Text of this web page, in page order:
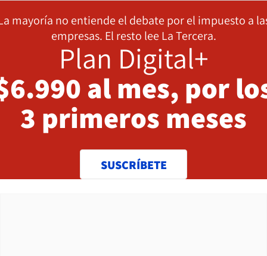
mayoría no entiende el debate por el impuesto a
empresas. El resto lee La Tercera.
Plan Digital+
al mes, por
3 primeros meses
SUSCRÍBETE